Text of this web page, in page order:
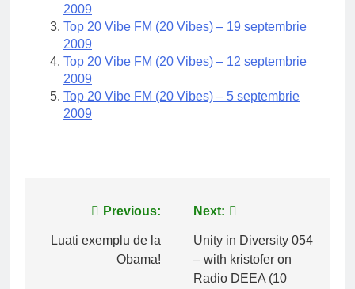
2009
Top 20 Vibe FM (20 Vibes) – 19 septembrie
2009
Top 20 Vibe FM (20 Vibes) – 12 septembrie
2009
Top 20 Vibe FM (20 Vibes) – 5 septembrie
2009
Navigare
în
Previous:
Luati exemplu de la
Obama!
Next:
Unity in Diversity 054
– with kristofer on
Radio DEEA (10